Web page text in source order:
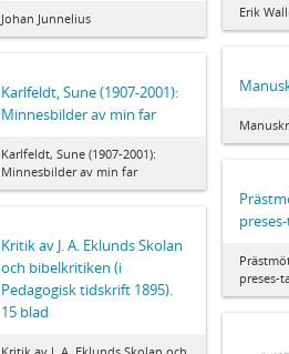
Erik
Johan Junnelius
Karlfeldt, Sune (1907-2001):
Minnesbilder av min far
Karlfeldt, Sune (1907-2001):
Minnesbilder av min far
preses-
Kritik av J. A. Eklunds Skolan
och bibelkritiken (i
Pedagogisk tidskrift 1895).
15 blad